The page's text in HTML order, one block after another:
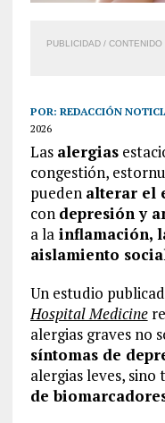
PUBLICIDAD / CONTENIDO
POR: REDACCIÓN
2026
Las alergias
congestión,
pueden alterar el
con depresióny
a lainflamación,
aislamiento
Un estudio
Hospital Medicine
alergias graves no
síntomas de
alergias leves, sino
de